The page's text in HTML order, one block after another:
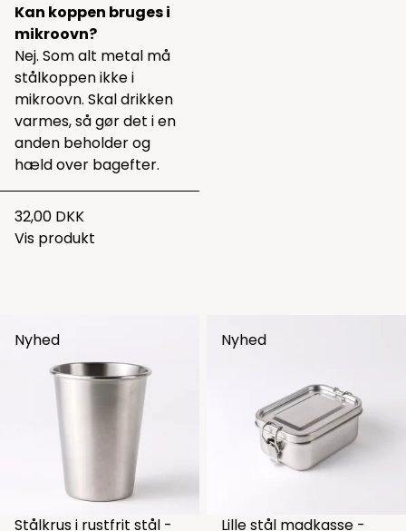
Kan koppen bruges i
mikroovn?
Nej. Som alt metal må
stålkoppen ikke i
mikroovn. Skal drikken
varmes, så gør det i en
anden beholder og
hæld over bagefter.
32,00 DKK
Vis produkt
Nyhed
Stålkrus i rustfrit stål -
Nyhed
Lille stål madkasse -